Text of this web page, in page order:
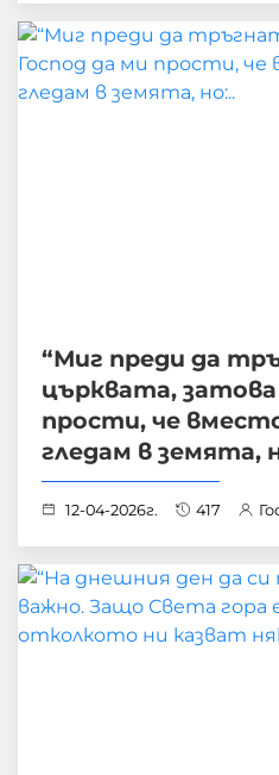
“Миг преди да
църквата, затова
прости, че
гледам в земята,
12-04-2026г. 417